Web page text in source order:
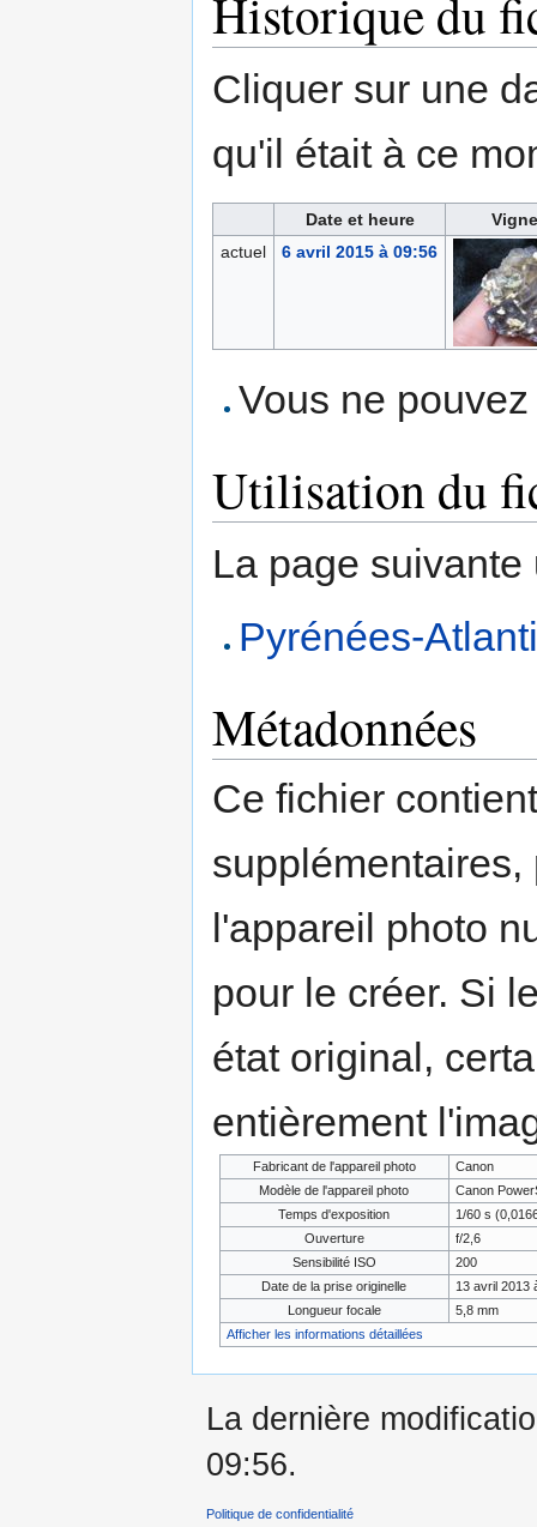
Historique du
Cliquer sur une
qu'il était à ce
Date et heure
actuel
6 avril 2015 à 09:56
Vous ne
Utilisation du
La page
Pyrénées-
Métadonnées
Ce fichier
l'appareil photo
pour le créer. Si
état original,
entièrement
Fabricant de l'appareil photo
Canon
Modèle de l'appareil photo
Canon
Temps d'exposition
1/60 s
Ouverture
f/2,6
Sensibilité ISO
200
Date de la prise originelle
13 avril 2013
Longueur focale
5,8 mm
Afficher les informations détaillées
La dernière
09:56.
Politique de confidentialité